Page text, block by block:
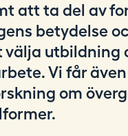
att ta del av
betydelse
utbildning
Vi får
om